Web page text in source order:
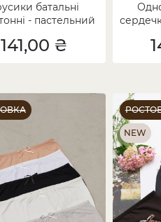
батальні
- пастельний
141,00 ₴
NEW